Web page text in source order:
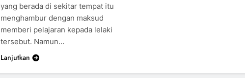
yang berada di sekitar tempat itu
menghambur dengan maksud
memberi pelajaran kepada lelaki
tersebut. Namun…
Lanjutkan